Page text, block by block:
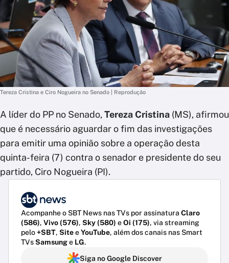
Tereza Cristina e Ciro Nogueira no Senado | Reprodução
A líder do PP no Senado, Tereza Cristina (MS), afirmou
que é necessário aguardar o fim das investigações
para emitir uma opinião sobre a operação desta
quinta-feira (7) contra o senador e presidente do seu
partido, Ciro Nogueira (PI).
Acompanhe o SBT News nas TVs por assinatura Claro
(586), Vivo (576), Sky (580) eOi (175), via streaming
pelo+SBT, SiteeYouTube, além dos canais nas Smart
TVsSamsunge LG.
Siga no Google Discover